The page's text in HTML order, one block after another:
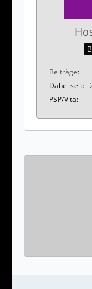
Beiträge
Dabei seit
PSP/Vita